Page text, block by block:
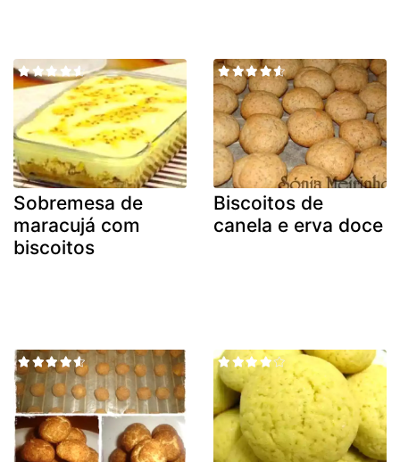
Sobremesa de
maracujá com
biscoitos
Biscoitos de
canela e erva doce